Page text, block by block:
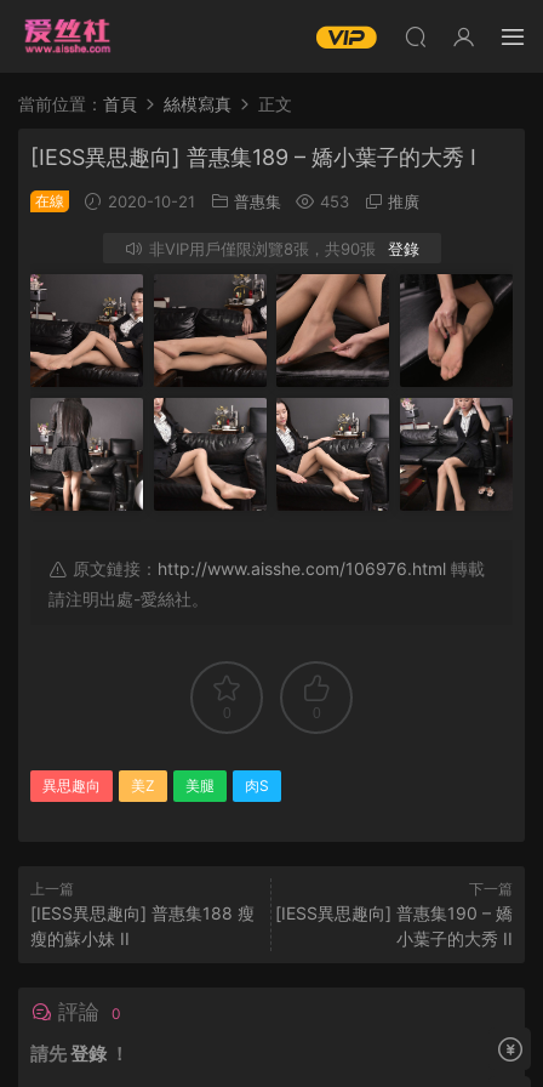
當前位置： 首頁 絲模寫真 正文
[IESS異思趣向] 普惠集189 – 嬌小葉子的大秀 I
在線 2020-10-21 普惠集 453 推廣
非VIP用戶僅限浏覽8張，共90張 登錄
原文鏈接： http://www.aisshe.com/106976.html 轉載
請注明出處-愛絲社。
0 0
異思趣向 美Z 美腿 肉S
上一篇
[IESS異思趣向] 普惠集188 瘦
瘦的蘇小妹 II
下一篇
[IESS異思趣向] 普惠集190 – 嬌
小葉子的大秀 II
評論 0
請先登錄 ！